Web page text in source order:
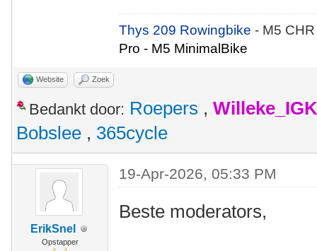
Thys 209 Rowingbike- M5
Pro - M5 MinimalBike
Website Zoek
Bedankt door: Roepers ,
Bobslee , 365cycle
ErikSnel
Opstapper
19-Apr-2026, 05:33 PM
Beste moderators,